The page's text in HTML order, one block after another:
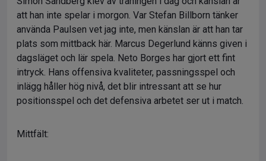
att han inte spelar i morgon. Var Stefan Billborn tänker
använda Paulsen vet jag inte, men känslan är att han tar
plats som mittback här. Marcus Degerlund känns given i
dagsläget och lär spela. Neto Borges har gjort ett fint
intryck. Hans offensiva kvaliteter, passningsspel och
inlägg håller hög nivå, det blir intressant att se hur
positionsspel och det defensiva arbetet ser ut i match.
Mittfält: